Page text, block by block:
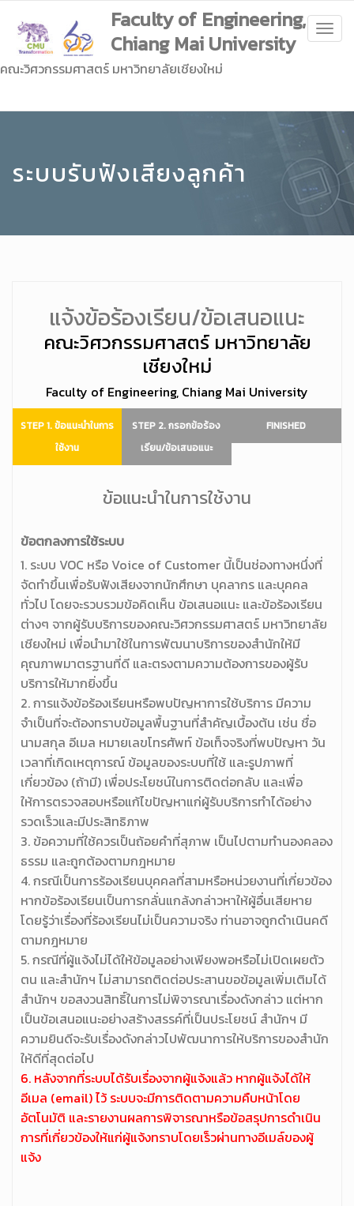
Faculty of Engineering,
Chiang Mai University
คณะวิศวกรรมศาสตร์ มหาวิทยาลัยเชียงใหม่
ระบบรับฟังเสียงลูกค้า
แจ้งข้อร้องเรียน/ข้อเสนอแนะ
คณะวิศวกรรมศาสตร์ มหาวิทยาลัย
เชียงใหม่
Faculty of Engineering, Chiang Mai University
STEP 1. ข้อแนะนำในการ
ใช้งาน
STEP 2. กรอกข้อร้อง
เรียน/ข้อเสนอแนะ
FINISHED
ข้อแนะนำในการใช้งาน
ข้อตกลงการใช้ระบบ
1. ระบบ VOC หรือ Voice of Customer นี้เป็นช่องทางหนึ่งที่
จัดทำขึ้นเพื่อรับฟังเสียงจากนักศึกษา บุคลากร และบุคคล
ทั่วไป โดยจะรวบรวมข้อคิดเห็น ข้อเสนอแนะ และข้อร้องเรียน
ต่างๆ จากผู้รับบริการของคณะวิศวกรรมศาสตร์ มหาวิทยาลัย
เชียงใหม่ เพื่อนำมาใช้ในการพัฒนาบริการของสำนักให้มี
คุณภาพมาตรฐานที่ดี และตรงตามความต้องการของผู้รับ
บริการให้มากยิ่งขึ้น
2. การแจ้งข้อร้องเรียนหรือพบปัญหาการใช้บริการ มีความ
จำเป็นที่จะต้องทราบข้อมูลพื้นฐานที่สำคัญเบื้องต้น เช่น ชื่อ
นามสกุล อีเมล หมายเลขโทรศัพท์ ข้อเท็จจริงที่พบปัญหา วัน
เวลาที่เกิดเหตุการณ์ ข้อมูลของระบบที่ใช้ และรูปภาพที่
เกี่ยวข้อง (ถ้ามี) เพื่อประโยชน์ในการติดต่อกลับ และเพื่อ
ให้การตรวจสอบหรือแก้ไขปัญหาแก่ผู้รับบริการทำได้อย่าง
รวดเร็วและมีประสิทธิภาพ
3. ข้อความที่ใช้ควรเป็นถ้อยคำที่สุภาพ เป็นไปตามทำนองคลอง
ธรรม และถูกต้องตามกฎหมาย
4. กรณีเป็นการร้องเรียนบุคคลที่สามหรือหน่วยงานที่เกี่ยวข้อง
หากข้อร้องเรียนเป็นการกลั่นแกล้งกล่าวหาให้ผู้อื่นเสียหาย
โดยรู้ว่าเรื่องที่ร้องเรียนไม่เป็นความจริง ท่านอาจถูกดำเนินคดี
ตามกฎหมาย
5. กรณีที่ผู้แจ้งไม่ได้ให้ข้อมูลอย่างเพียงพอหรือไม่เปิดเผยตัว
ตน และสำนักฯ ไม่สามารถติดต่อประสานขอข้อมูลเพิ่มเติมได้
สำนักฯ ขอสงวนสิทธิ์ในการไม่พิจารณาเรื่องดังกล่าว แต่หาก
เป็นข้อเสนอแนะอย่างสร้างสรรค์ที่เป็นประโยชน์ สำนักฯ มี
ความยินดีจะรับเรื่องดังกล่าวไปพัฒนาการให้บริการของสำนัก
ให้ดีที่สุดต่อไป
6. หลังจากที่ระบบได้รับเรื่องจากผู้แจ้งแล้ว หากผู้แจ้งได้ให้
อีเมล (email) ไว้ ระบบจะมีการติดตามความคืบหน้าโดย
อัตโนมัติ และรายงานผลการพิจารณาหรือข้อสรุปการดำเนิน
การที่เกี่ยวข้องให้แก่ผู้แจ้งทราบโดยเร็วผ่านทางอีเมล์ของผู้
แจ้ง